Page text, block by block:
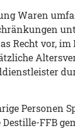
Waren
Recht vor, im
Personen
FFB